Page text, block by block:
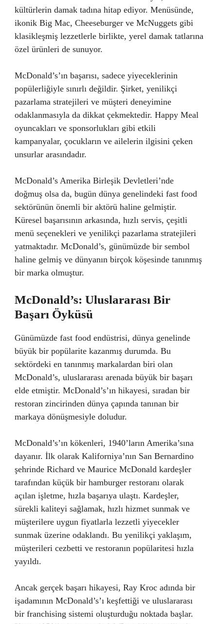
kültürlerin damak tadına hitap ediyor. Menüsünde,
ikonik Big Mac, Cheeseburger ve McNuggets gibi
klasikleşmiş lezzetlerle birlikte, yerel damak tatlarına
özel ürünleri de sunuyor.
McDonald’s’ın başarısı, sadece yiyeceklerinin
popülerliğiyle sınırlı değildir. Şirket, yenilikçi
pazarlama stratejileri ve müşteri deneyimine
odaklanmasıyla da dikkat çekmektedir. Happy Meal
oyuncakları ve sponsorlukları gibi etkili
kampanyalar, çocukların ve ailelerin ilgisini çeken
unsurlar arasındadır.
McDonald’s Amerika Birleşik Devletleri’nde
doğmuş olsa da, bugün dünya genelindeki fast food
sektörünün önemli bir aktörü haline gelmiştir.
Küresel başarısının arkasında, hızlı servis, çeşitli
menü seçenekleri ve yenilikçi pazarlama stratejileri
yatmaktadır. McDonald’s, günümüzde bir sembol
haline gelmiş ve dünyanın birçok köşesinde tanınmış
bir marka olmuştur.
McDonald’s: Uluslararası Bir
Başarı Öyküsü
Günümüzde fast food endüstrisi, dünya genelinde
büyük bir popülarite kazanmış durumda. Bu
sektördeki en tanınmış markalardan biri olan
McDonald’s, uluslararası arenada büyük bir başarı
elde etmiştir. McDonald’s’ın hikayesi, sıradan bir
restoran zincirinden dünya çapında tanınan bir
markaya dönüşmesiyle doludur.
McDonald’s’ın kökenleri, 1940’ların Amerika’sına
dayanır. İlk olarak Kaliforniya’nın San Bernardino
şehrinde Richard ve Maurice McDonald kardeşler
tarafından küçük bir hamburger restoranı olarak
açılan işletme, hızla başarıya ulaştı. Kardeşler,
sürekli kaliteyi sağlamak, hızlı hizmet sunmak ve
müşterilere uygun fiyatlarla lezzetli yiyecekler
sunmak üzerine odaklandı. Bu yenilikçi yaklaşım,
müşterileri cezbetti ve restoranın popülaritesi hızla
yayıldı.
Ancak gerçek başarı hikayesi, Ray Kroc adında bir
işadamının McDonald’s’ı keşfettiği ve uluslararası
bir franchising sistemi oluşturduğu noktada başlar.